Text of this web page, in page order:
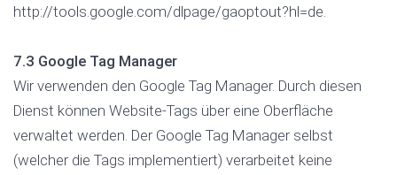
http://tools.google.com/dlpage/gaoptout?hl=de.
7.3 Google Tag Manager
Wir verwenden den Google Tag Manager. Durch diesen
Dienst können Website-Tags über eine Oberfläche
verwaltet werden. Der Google Tag Manager selbst
(welcher die Tags implementiert) verarbeitet keine